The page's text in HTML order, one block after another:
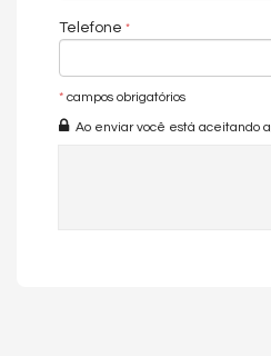
Telefone
* campos obrigatórios
Ao enviar você está aceitando a